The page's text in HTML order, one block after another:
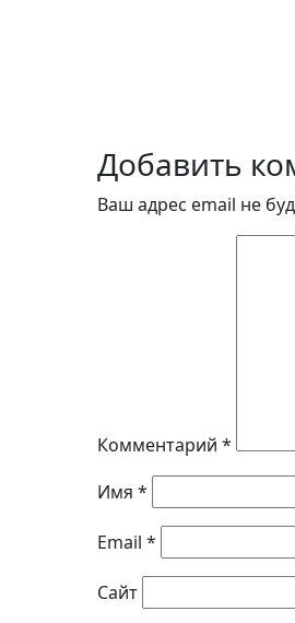
Добавить
Ваш адрес email не
Комментарий *
Имя *
Email *
Сайт